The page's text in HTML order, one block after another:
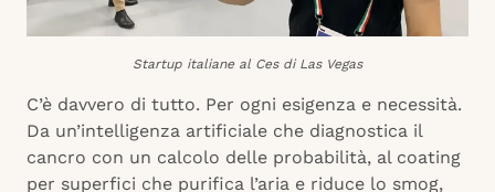
Startup italiane al Ces di Las Vegas
C’è davvero di tutto. Per ogni esigenza e necessità.
Da un’intelligenza artificiale che diagnostica il
cancro con un calcolo delle probabilità, al coating
per superfici che purifica l’aria e riduce lo smog,